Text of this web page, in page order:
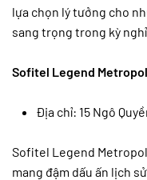
lựa chọn lý tưởng cho
sang trọng trong kỳ nghỉ
Sofitel Legend
Địa chỉ: 15 Ngô
Sofitel Legend
mang đậm dấu ấn lịch